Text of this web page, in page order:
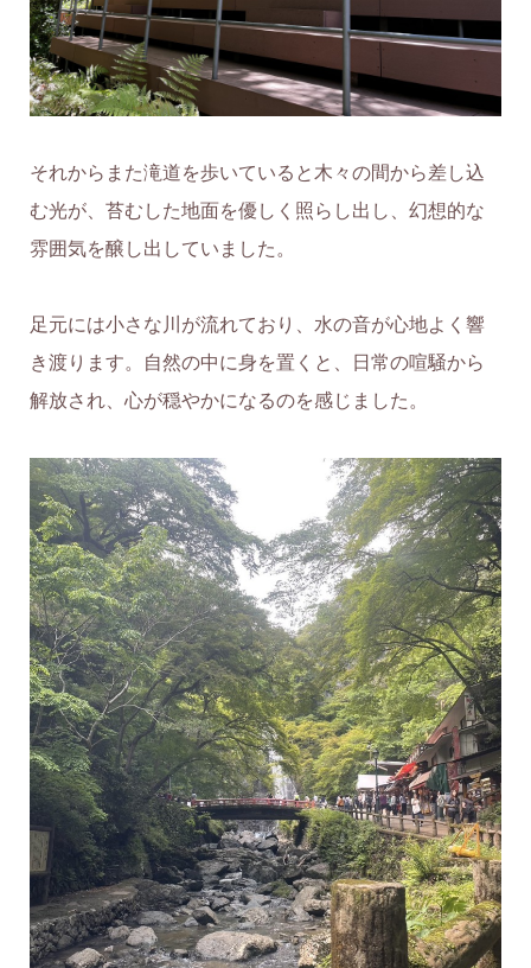
それからまた滝道を歩いていると木々の間から差し込
む光が、苔むした地面を優しく照らし出し、幻想的な
雰囲気を醸し出していました。
足元には小さな川が流れており、水の音が心地よく響
き渡ります。自然の中に身を置くと、日常の喧騒から
解放され、心が穏やかになるのを感じました。